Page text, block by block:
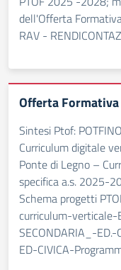
dell'Offerta
RAV -
Offerta Formativa
Sintesi Ptof:
Curriculum digitale
Ponte di Legno –
specifica a.s. 2025-
Schema progetti
curriculum-verticale-
SECONDARIA_-ED.-
ED-CIVICA-